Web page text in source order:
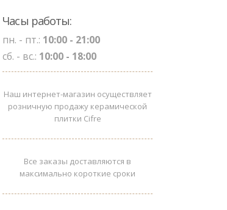
Часы работы:
пн. - пт.: 10:00 - 21:00
сб. - вс.: 10:00 - 18:00
Наш интернет-магазин осуществляет
розничную продажу керамической
плитки Cifre
Все заказы доставляются в
максимально короткие сроки